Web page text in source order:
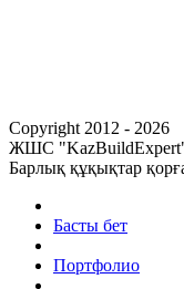
Copyright 2012 - 2026
ЖШС
Барлық құқықтар
Басты бет
Портфолио